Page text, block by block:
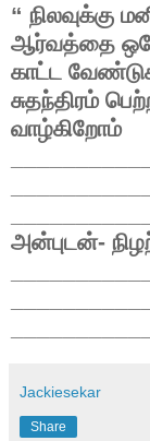
“ நிலவுக்கு
ஆர்வத்தை ஒரே
காட்ட
சுதந்திரம்
வாழ்கிறோம்
அன்புடன்-
Jackiesekar
Share